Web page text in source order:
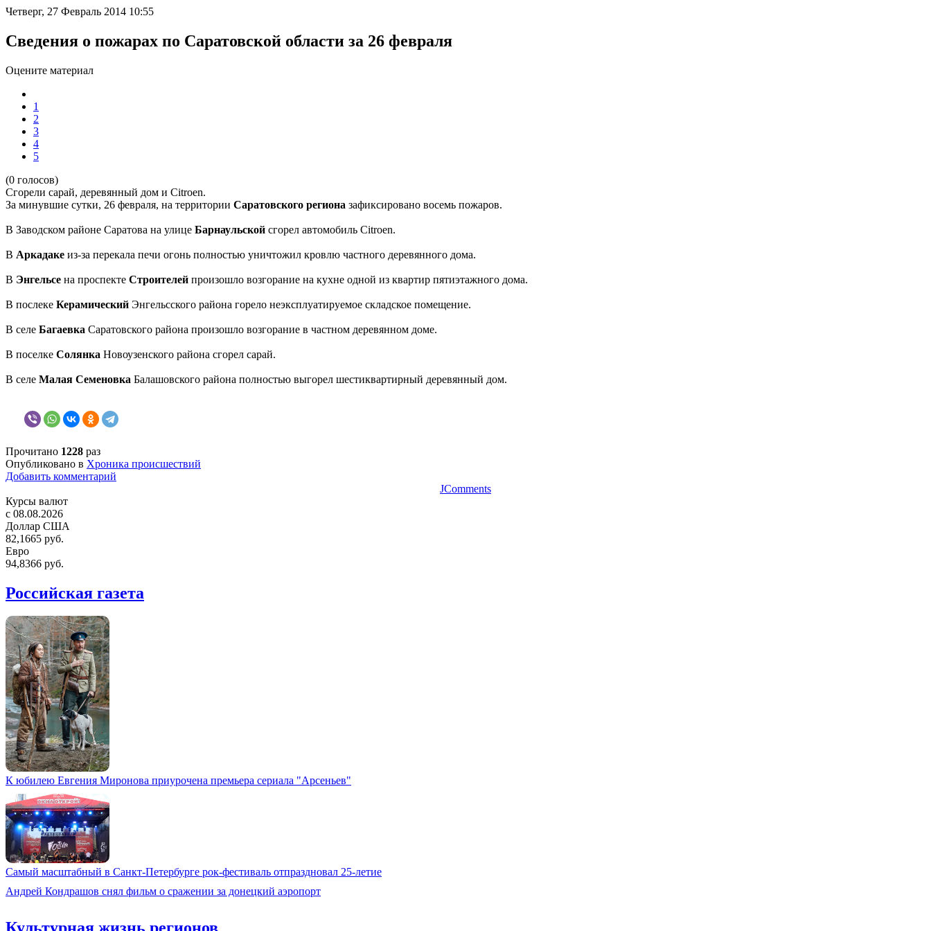
Четверг, 27 Февраль 2014 10:55
Сведения о пожарах по Саратовской области за 26 февраля
Оцените материал
1
2
3
4
5
(0 голосов)
Сгорели сарай, деревянный дом и Citroen.
За минувшие сутки, 26 февраля, на территории Саратовского региона зафиксировано восемь пожаров.
В Заводском районе Саратова на улице Барнаульской сгорел автомобиль Citroen.
В Аркадаке из-за перекала печи огонь полностью уничтожил кровлю частного деревянного дома.
В Энгельсе на проспекте Строителей произошло возгорание на кухне одной из квартир пятиэтажного дома.
В послеке Керамический Энгельсского района горело неэксплуатируемое складское помещение.
В селе Багаевка Саратовского района произошло возгорание в частном деревянном доме.
В поселке Солянка Новоузенского района сгорел сарай.
В селе Малая Семеновка Балашовского района полностью выгорел шестиквартирный деревянный дом.
Прочитано 1228 раз
Опубликовано в Хроника происшествий
Добавить комментарий
JComments
Курсы валют
c 08.08.2026
Доллар США
82,1665 руб.
Евро
94,8366 руб.
Российская газета
К юбилею Евгения Миронова приурочена премьера сериала "Арсеньев"
Самый масштабный в Санкт-Петербурге рок-фестиваль отпраздновал 25-летие
Андрей Кондрашов снял фильм о сражении за донецкий аэропорт